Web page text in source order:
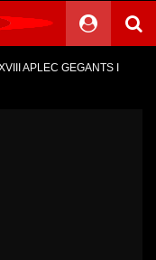
APLEC GEGANTS I